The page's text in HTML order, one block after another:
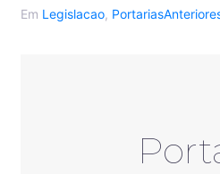
Em Legislacao,